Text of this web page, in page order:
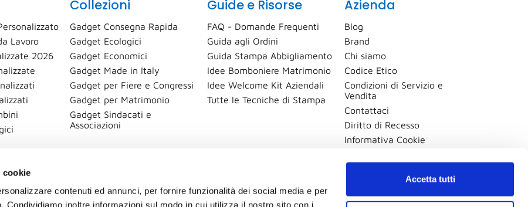
cookie
contenuti ed annunci, per fornire funzionalità dei social media e per
Condividiamo inoltre informazioni sul modo in cui utilizza il nostro sito con i
Accetta tutti
Lavoro
2026
Collezioni
Gadget Consegna Rapida
Gadget Ecologici
Gadget Economici
Gadget Made in Italy
Gadget per Fiere e Congressi
Gadget per Matrimonio
Gadget Sindacati e
Associazioni
Guide e Risorse
FAQ - Domande Frequenti
Guida agli Ordini
Guida Stampa Abbigliamento
Idee Bomboniere Matrimonio
Idee Welcome Kit Aziendali
Tutte le Tecniche di Stampa
Azienda
Blog
Brand
Chi siamo
Codice Etico
Condizioni di Servizio e
Vendita
Contattaci
Diritto di Recesso
Informativa Cookie
Procedura Whistleblowing
Modifica preferenze cookie